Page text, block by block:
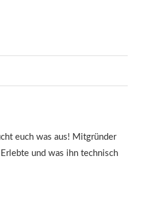
euch was aus! Mitgründer
und was ihn technisch